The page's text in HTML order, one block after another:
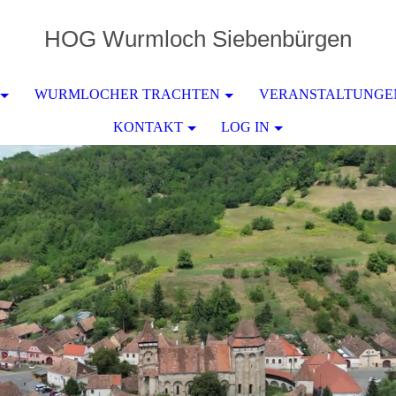
HOG Wurmloch Siebenbürgen
WURMLOCHER TRACHTEN
KONTAKT LOG IN